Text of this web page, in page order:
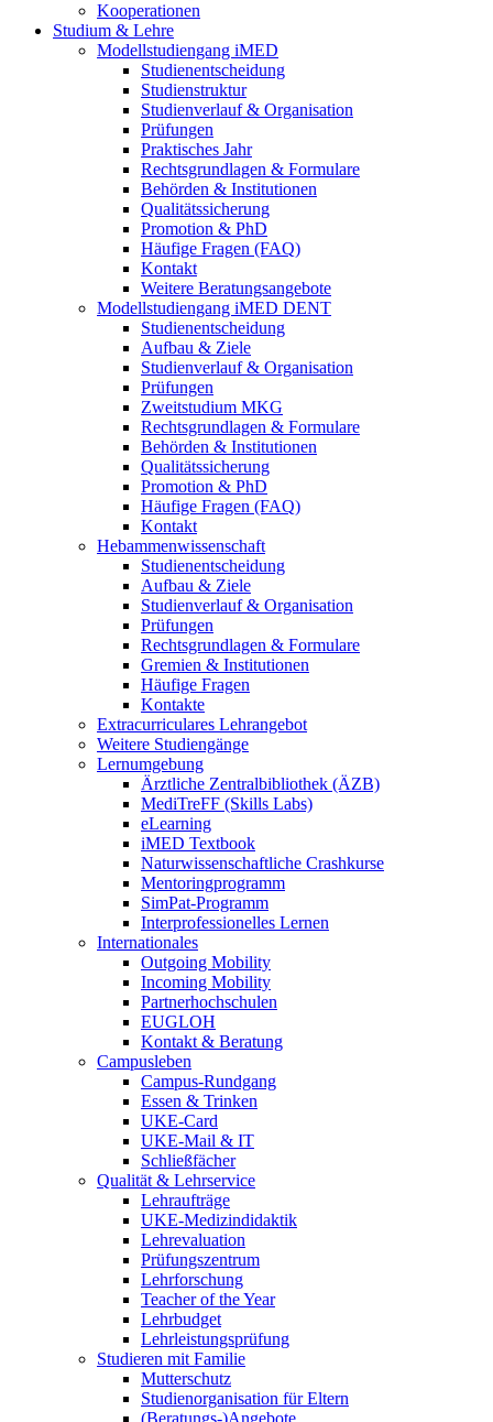
Kooperationen
Studium & Lehre
Modellstudiengang iMED
Studienentscheidung
Studienstruktur
Studienverlauf & Organisation
Prüfungen
Praktisches Jahr
Rechtsgrundlagen & Formulare
Behörden & Institutionen
Qualitätssicherung
Promotion & PhD
Häufige Fragen (FAQ)
Kontakt
Weitere Beratungsangebote
Modellstudiengang iMED DENT
Studienentscheidung
Aufbau & Ziele
Studienverlauf & Organisation
Prüfungen
Zweitstudium MKG
Rechtsgrundlagen & Formulare
Behörden & Institutionen
Qualitätssicherung
Promotion & PhD
Häufige Fragen (FAQ)
Kontakt
Hebammenwissenschaft
Studienentscheidung
Aufbau & Ziele
Studienverlauf & Organisation
Prüfungen
Rechtsgrundlagen & Formulare
Gremien & Institutionen
Häufige Fragen
Kontakte
Extracurriculares Lehrangebot
Weitere Studiengänge
Lernumgebung
Ärztliche Zentralbibliothek (ÄZB)
MediTreFF (Skills Labs)
eLearning
iMED Textbook
Naturwissenschaftliche Crashkurse
Mentoringprogramm
SimPat-Programm
Interprofessionelles Lernen
Internationales
Outgoing Mobility
Incoming Mobility
Partnerhochschulen
EUGLOH
Kontakt & Beratung
Campusleben
Campus-Rundgang
Essen & Trinken
UKE-Card
UKE-Mail & IT
Schließfächer
Qualität & Lehrservice
Lehraufträge
UKE-Medizindidaktik
Lehrevaluation
Prüfungszentrum
Lehrforschung
Teacher of the Year
Lehrbudget
Lehrleistungsprüfung
Studieren mit Familie
Mutterschutz
Studienorganisation für Eltern
(Beratungs-)Angebote